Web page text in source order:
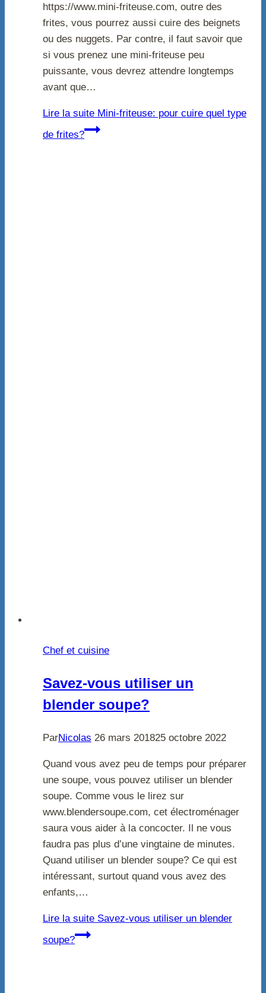
https://www.mini-friteuse.com, outre des
frites, vous pourrez aussi cuire des beignets
ou des nuggets. Par contre, il faut savoir que
si vous prenez une mini-friteuse peu
puissante, vous devrez attendre longtemps
avant que…
Lire la suite Mini-friteuse: pour cuire quel type
de frites?
Chef et cuisine
Savez-vous utiliser un
blender soupe?
ParNicolas 26 mars 201825 octobre 2022
Quand vous avez peu de temps pour préparer
une soupe, vous pouvez utiliser un blender
soupe. Comme vous le lirez sur
www.blendersoupe.com, cet électroménager
saura vous aider à la concocter. Il ne vous
faudra pas plus d’une vingtaine de minutes.
Quand utiliser un blender soupe? Ce qui est
intéressant, surtout quand vous avez des
enfants,…
Lire la suite Savez-vous utiliser un blender
soupe?